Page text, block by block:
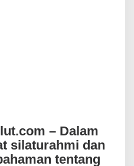
– Dalam
silaturahmi dan
tentang